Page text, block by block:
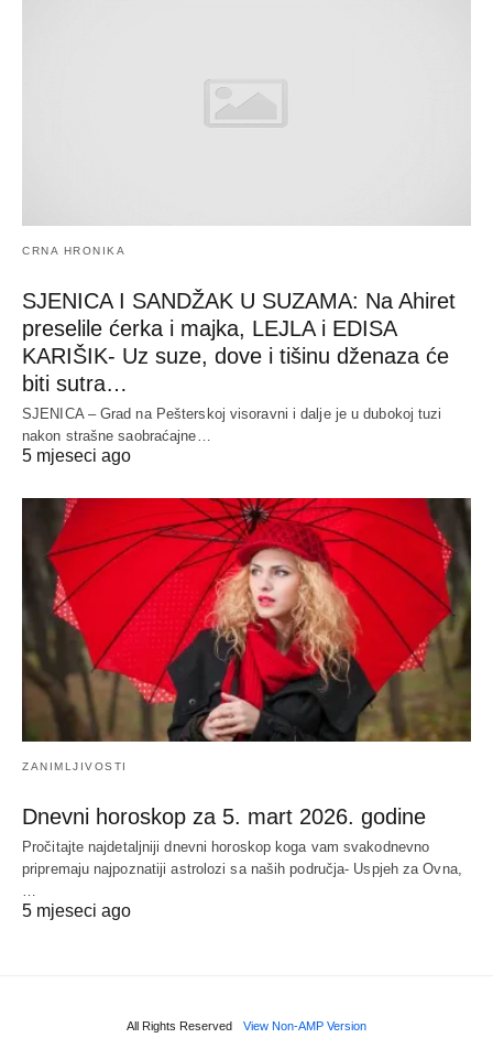
CRNA HRONIKA
SJENICA I SANDŽAK U SUZAMA: Na Ahiret
preselile ćerka i majka, LEJLA i EDISA
KARIŠIK- Uz suze, dove i tišinu dženaza će
biti sutra…
SJENICA – Grad na Pešterskoj visoravni i dalje je u dubokoj tuzi
nakon strašne saobraćajne…
5 mjeseci ago
ZANIMLJIVOSTI
Dnevni horoskop za 5. mart 2026. godine
Pročitajte najdetaljniji dnevni horoskop koga vam svakodnevno
pripremaju najpoznatiji astrolozi sa naših područja- Uspjeh za Ovna,
…
5 mjeseci ago
All Rights Reserved View Non-AMP Version